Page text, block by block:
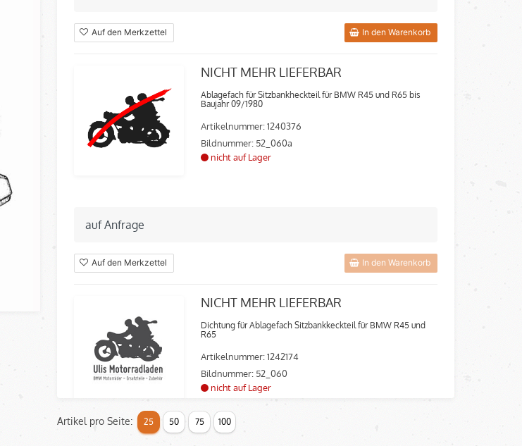
Auf den Merkzettel In den Warenkorb
NICHT MEHR LIEFERBAR
Ablagefach für Sitzbankheckteil für BMW R45 und R65 bis
Baujahr 09/1980
Artikelnummer: 1240376
Bildnummer: 52_060a
nicht auf Lager
auf Anfrage
Auf den Merkzettel In den Warenkorb
NICHT MEHR LIEFERBAR
Dichtung für Ablagefach Sitzbankkeckteil für BMW R45 und
R65
Artikelnummer: 1242174
Bildnummer: 52_060
nicht auf Lager
Artikel pro Seite: 25 50 75 100